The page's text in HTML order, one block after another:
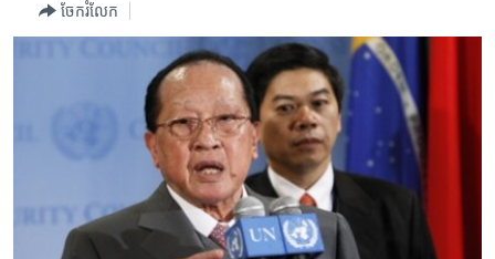
ទំព័រ​
ចិន
វិទ្យុ / ផតខាសថ៍
ចែករំលែក